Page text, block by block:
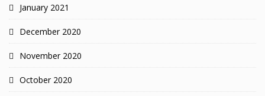
January 2021
December 2020
November 2020
October 2020